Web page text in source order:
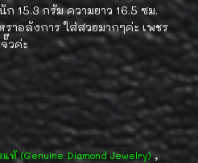
15.3 กรัม ความยาว 16.5 ซม.
าอลังการ ใส่สวยมากๆค่ะ เพชร
วค่ะ
ท้ (Genuine Diamond Jewelry) ,